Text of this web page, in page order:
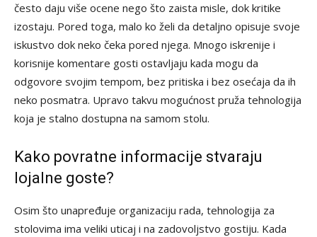
često daju više ocene nego što zaista misle, dok kritike
izostaju. Pored toga, malo ko želi da detaljno opisuje svoje
iskustvo dok neko čeka pored njega. Mnogo iskrenije i
korisnije komentare gosti ostavljaju kada mogu da
odgovore svojim tempom, bez pritiska i bez osećaja da ih
neko posmatra. Upravo takvu mogućnost pruža tehnologija
koja je stalno dostupna na samom stolu.
Kako povratne informacije stvaraju
lojalne goste?
Osim što unapređuje organizaciju rada, tehnologija za
stolovima ima veliki uticaj i na zadovoljstvo gostiju. Kada